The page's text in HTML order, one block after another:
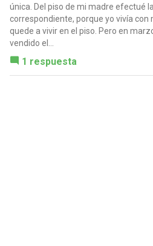
única. Del piso de mi madre efectué
correspondiente, porque yo vivía con
quede a vivir en el piso. Pero en
vendido el...
1 respuesta